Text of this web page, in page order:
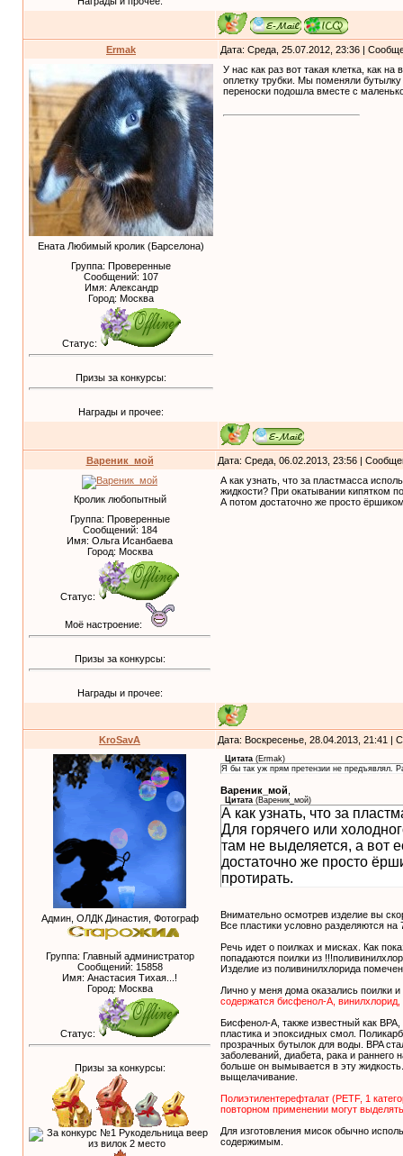
Ermak Дата: Среда, 25.07.2012, 23:36 |
Ената Любимый кролик (Барселона)
Группа: Проверенные
Сообщений: 107
Имя: Александр
Город: Москва
Статус:
Призы за конкурсы:
Награды и прочее:
У нас как раз вот такая клетка, как
оплетку трубки. Мы поменяли
переноски подошла вместе с
Вареник_мой Дата: Среда, 06.02.2013, 23:56 |
Кролик любопытный
Группа: Проверенные
Сообщений: 184
Имя: Ольга Исанбаева
Город: Москва
Статус:
Моё настроение:
Призы за конкурсы:
Награды и прочее:
А как узнать, что за пластмасса
жидкости? При окатывании кипятком
А потом достаточно же просто
KroSavA Дата: Воскресенье, 28.04.2013, 21:41 |
Админ, ОЛДК Династия, Фотограф
Группа: Главный администратор
Сообщений: 15858
Имя: Анастасия Тихая...!
Город: Москва
Статус:
Призы за конкурсы:
Цитата (Ermak)
Я бы так уж прям претензии не предъявлял.
Вареник_мой
Цитата (Вареник_мой)
А как узнать, что за
Для горячего или
там не выделяется, а вот
достаточно же просто
протирать.
Внимательно осмотрев изделие вы
Все пластики условно разделяются на
Речь идет о поилках и мисках. Как
попадаются поилки из
Изделие из поливинилхлорида
Лично у меня дома оказались поилки и
содержатся бисфенол-А,
Бисфенол-А, также известный как
пластика и эпоксидных смол.
прозрачных бутылок для воды. BPA
заболеваний, диабета, рака и раннего
больше он вымывается в эту
выщелачивание.
Полиэтилентерефталат (PETF, 1
повторном применении могут
Для изготовления мисок обычно
содержимым.